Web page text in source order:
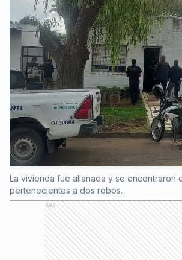
La vivienda fue allanada y se encontraron
pertenecientes a dos robos.
Ads